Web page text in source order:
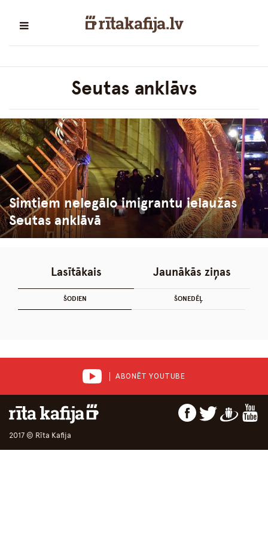
Seutas anklāvs
Simtiem nelegālo imigrantu ielaužas
Seutas anklāvā
Lasītākais
ŠODIEN ŠONEDĒĻ
Jaunākās ziņas
ABONĒT YOUTUBE
2017 © Rīta Kafija